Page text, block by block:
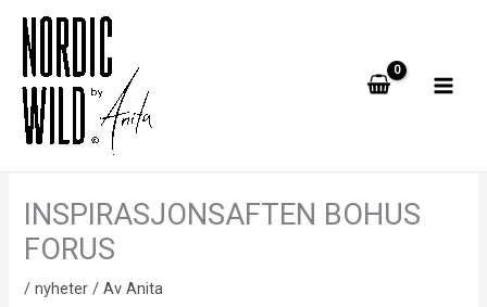
Hopp
innholdet
INSPIRASJONSAFTEN BOHUS
FORUS
/nyheter / Av Anita